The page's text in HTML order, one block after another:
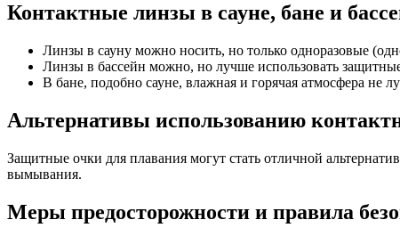
Контактные линзы в сауне, бане и
Линзы в сауну можно носить, но только одноразовые
Линзы в бассейн можно, но лучше использовать
В бане, подобно сауне, влажная и горячая атмосфера не
Альтернативы использованию
Защитные очки для плавания могут стать отличной
вымывания.
Меры предосторожности и правила